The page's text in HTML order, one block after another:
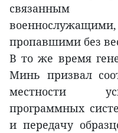
связанным
пропавшими без
В то же время
Минь призвал
местности
программных
и передачу